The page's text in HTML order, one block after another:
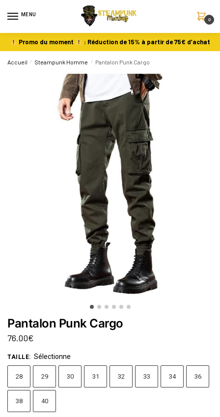
MENU
0
Promo du moment : Réduction de 15% à partir de 75€ d’achat
Accueil / Steampunk Homme / Pantalon Punk Cargo
Pantalon Punk Cargo
76.00€
TAILLE: Sélectionne
28 29 30 31 32 33 34 36
38 40